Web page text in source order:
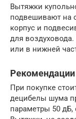
Вытяжки
подвешивают на
корпус и
для
или в нижней
Рекомендации
При покупке
децибелы шума
параметры 50 дБ,